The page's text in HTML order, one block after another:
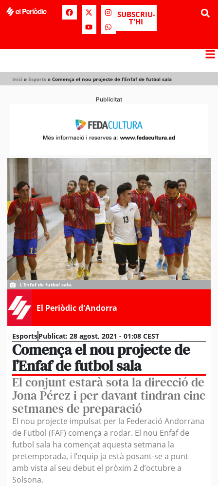
SUBSCRIU-
T'HI
Inici » Esports » Comença el nou projecte de l’Enfaf de futbol sala
Publicitat
L’Enfaf de futbol sala.
El Periòdic d'Andorra
EsportsPublicat: 28 agost, 2021 - 01:08 CEST
Comença el nou projecte de
l’Enfaf de futbol sala
El conjunt estarà sota la direcció de
Jona Pérez i per davant tindran cinc
setmanes de preparació
El nou projecte impulsat per la Federació Andorrana
de Futbol (FAF) comença a rodar. El nou Enfaf de
futbol sala ha començat aquesta setmana la
pretemporada, i l’equip ja està posant-se a punt
amb vista al seu debut el pròxim 2 d’octubre a
Solsona.